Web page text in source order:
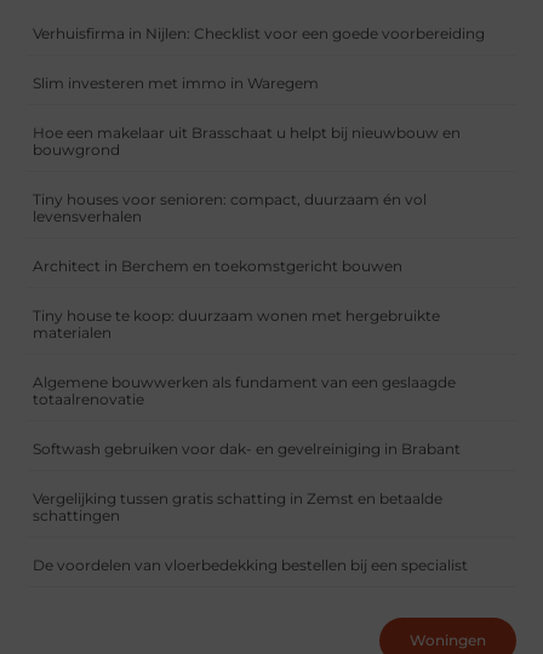
Verhuisfirma in Nijlen: Checklist voor een goede voorbereiding
Slim investeren met immo in Waregem
Hoe een makelaar uit Brasschaat u helpt bij nieuwbouw en
bouwgrond
Tiny houses voor senioren: compact, duurzaam én vol
levensverhalen
Architect in Berchem en toekomstgericht bouwen
Tiny house te koop: duurzaam wonen met hergebruikte
materialen
Algemene bouwwerken als fundament van een geslaagde
totaalrenovatie
Softwash gebruiken voor dak- en gevelreiniging in Brabant
Vergelijking tussen gratis schatting in Zemst en betaalde
schattingen
De voordelen van vloerbedekking bestellen bij een specialist
Woningen